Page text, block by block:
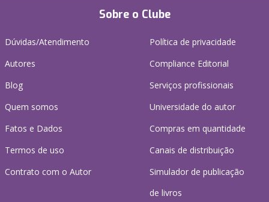
Sobre o Clube
Dúvidas/Atendimento
Autores
Blog
Quem somos
Fatos e Dados
Termos de uso
Contrato com o Autor
Política de privacidade
Compliance Editorial
Serviços profissionais
Universidade do autor
Compras em quantidade
Canais de distribuição
Simulador de publicação
de livros